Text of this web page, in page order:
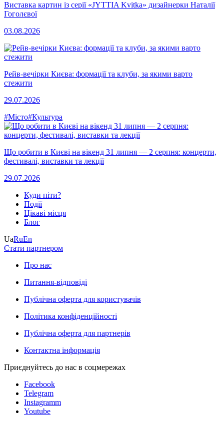
Виставка картин із серії «JYTTIA Kvitka» дизайнерки Наталії
Гоголєвої
03.08.2026
Рейв-вечірки Києва: формації та клуби, за якими варто
стежити
29.07.2026
#Місто#Культура
Що робити в Києві на вікенд 31 липня — 2 серпня: концерти,
фестивалі, виставки та лекції
29.07.2026
Куди піти?
Події
Цікаві місця
Блог
UaRuEn
Стати партнером
Про нас
Питання-відповіді
Публічна оферта для користувачів
Політика конфіденційності
Публічна оферта для партнерів
Контактна інформація
Приєднуйтесь до нас в соцмережах
Facebook
Telegram
Instagramm
Youtube